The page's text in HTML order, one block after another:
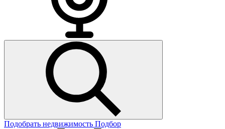
Подобрать недвижимость Подбор